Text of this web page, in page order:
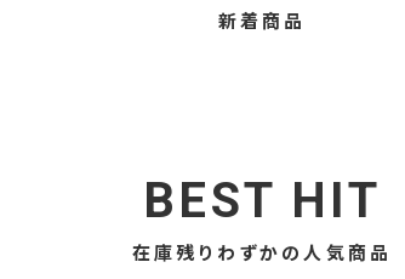
新着商品
BEST HIT
在庫残りわずかの人気商品